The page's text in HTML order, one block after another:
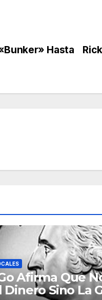
Hasta
Afirma Que
Dinero Sino La